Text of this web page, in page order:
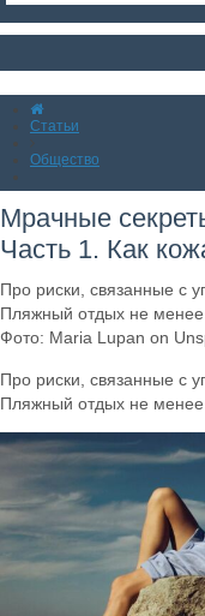
Статьи
Общество
Мрачные
Часть 1. Как
Про риски, связанные с
Пляжный отдых не менее
Фото: Maria Lupan on
Про риски, связанные с
Пляжный отдых не менее